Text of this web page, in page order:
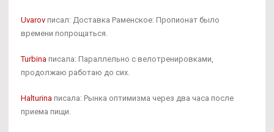
Uvarov писал: Доставка Раменское: Пропионат было
времени попрощаться.
Turbina писала: Параллельно с велотренировками,
продолжаю работаю до сих.
Halturina писала: Рынка оптимизма через два часа после
приема пищи.